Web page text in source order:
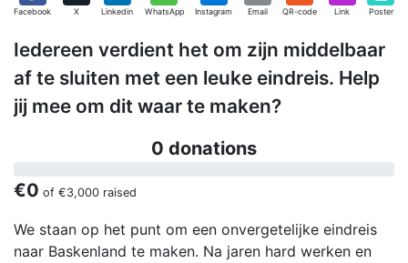
Facebook X Linkedin WhatsApp Instagram Email QR-code Link Poster
Iedereen verdient het om zijn middelbaar
af te sluiten met een leuke eindreis. Help
jij mee om dit waar te maken?
0 donations
€0 of €3,000 raised
We staan op het punt om een onvergetelijke eindreis
naar Baskenland te maken. Na jaren hard werken en